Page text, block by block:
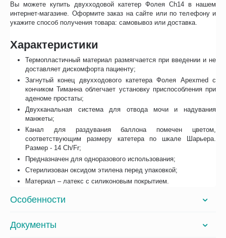
Вы можете купить двухходовой катетер Фолея Ch14 в нашем
интернет-магазине. Оформите заказ на сайте или по телефону и
укажите способ получения товара: самовывоз или доставка.
Характеристики
Термопластичный материал размягчается при введении и не
доставляет дискомфорта пациенту;
Загнутый конец двухходового катетера Фолея Apexmed c
кончиком Тиманна облегчает установку приспособления при
аденоме простаты;
Двухканальная система для отвода мочи и надувания
манжеты;
Канал для раздувания баллона помечен цветом,
соответствующим размеру катетера по шкале Шарьера.
Размер - 14 Ch/Fr;
Предназначен для одноразового использования;
Стерилизован оксидом этилена перед упаковкой;
Материал – латекс с силиконовым покрытием.
Особенности
Документы